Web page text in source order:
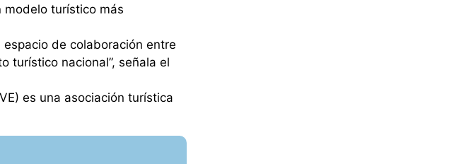
modelo turístico más
de colaboración entre
turístico nacional”, señala el
es una asociación turística